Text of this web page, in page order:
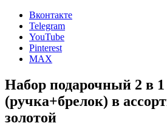
Вконтакте
Telegram
YouTube
Pinterest
MAX
Набор подарочный 2 в 1
(ручка+брелок) в
золотой